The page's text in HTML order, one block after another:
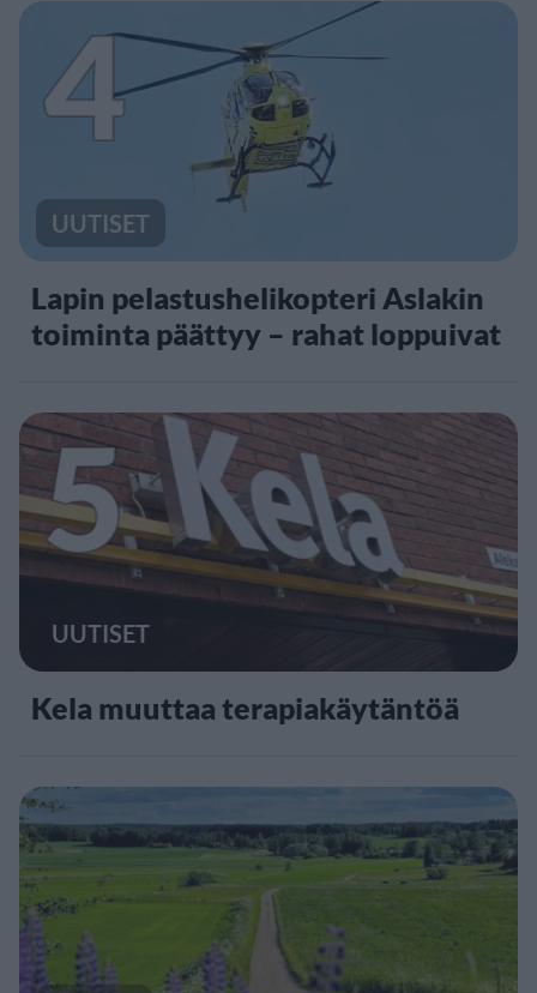
4
UUTISET
Lapin pelastushelikopteri Aslakin
toiminta päättyy – rahat loppuivat
5
UUTISET
Kela muuttaa terapiakäytäntöä